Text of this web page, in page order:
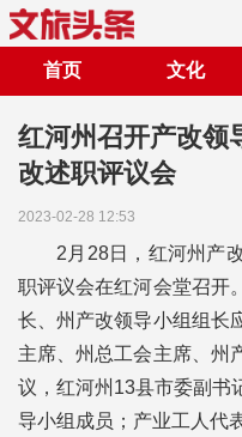
首页 文化
红河州召开产改领
改述职评议会
2023-02-28 12:53
2月28日，红河州产
职评议会在红河会堂召开
长、州产改领导小组组长
主席、州总工会主席、州
议，红河州13县市委副书
导小组成员；产业工人代